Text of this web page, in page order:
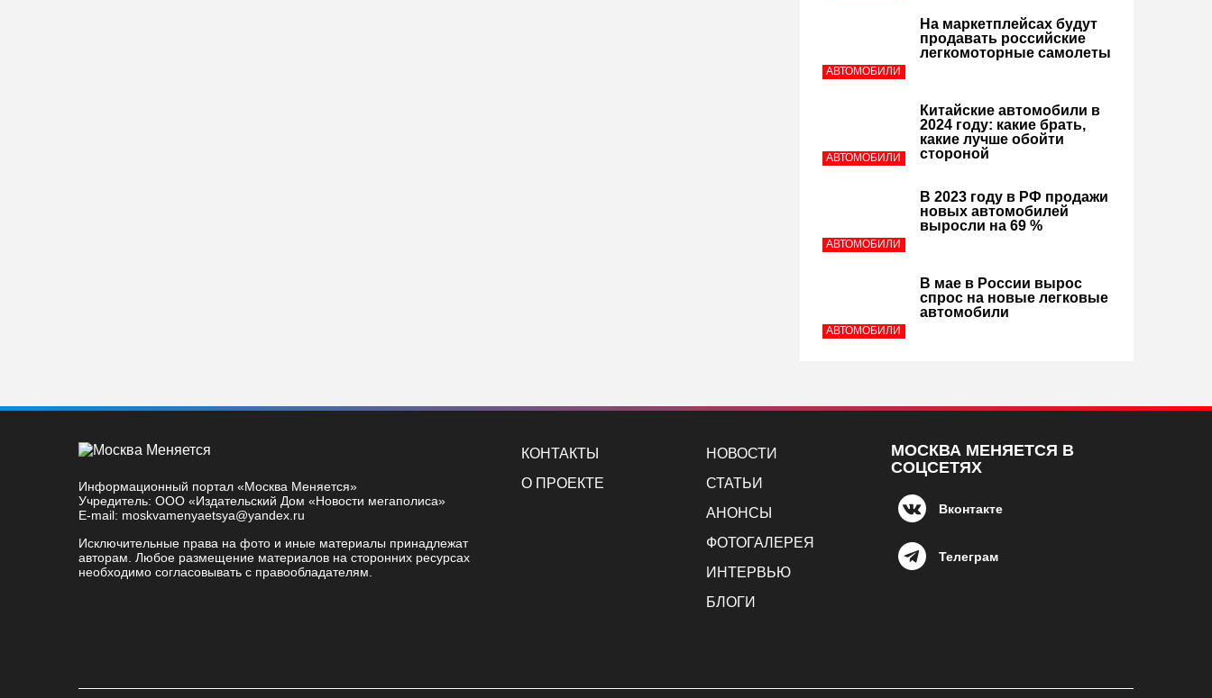
АВТОМОБИЛИ
На маркетплейсах будут
продавать российские
легкомоторные самолеты
АВТОМОБИЛИ
Китайские автомобили в
2024 году: какие брать,
какие лучше обойти
стороной
АВТОМОБИЛИ
В 2023 году в РФ продажи
новых автомобилей
выросли на 69 %
АВТОМОБИЛИ
В мае в России вырос
спрос на новые легковые
автомобили
Информационный портал «Москва Меняется»
Учредитель: ООО «Издательский Дом «Новости мегаполиса»
E-mail: moskvamenyaetsya@yandex.ru
Исключительные права на фото и иные материалы принадлежат
авторам. Любое размещение материалов на сторонних ресурсах
необходимо согласовывать с правообладателям.
КОНТАКТЫ
О ПРОЕКТЕ
НОВОСТИ
СТАТЬИ
АНОНСЫ
ФОТОГАЛЕРЕЯ
ИНТЕРВЬЮ
БЛОГИ
МОСКВА МЕНЯЕТСЯ В
СОЦСЕТЯХ
Вконтакте
Телеграм